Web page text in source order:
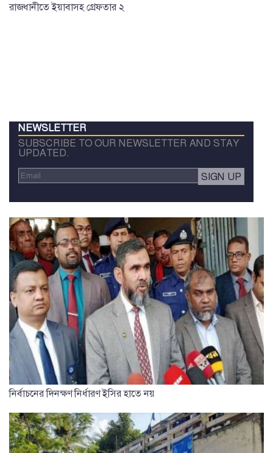
রাজধানীতে ইয়াবাসহ গ্রেফতার ২
NEWSLETTER
SUBSCRIBE TO OUR NEWSLETTER AND STAY
UPDATED.
নির্বাচনের দিনক্ষণ নির্ধারণ ইসির হাতে নয়